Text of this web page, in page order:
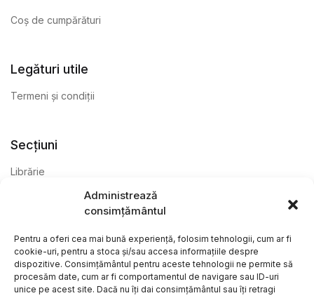
Administrează
consimțământul
Pentru a oferi cea mai bună experiență, folosim tehnologii, cum ar fi
cookie-uri, pentru a stoca și/sau accesa informațiile despre
dispozitive. Consimțământul pentru aceste tehnologii ne permite să
procesăm date, cum ar fi comportamentul de navigare sau ID-uri
unice pe acest site. Dacă nu îți dai consimțământul sau îți retragi
Coș de cumpărături
Legături utile
Termeni și condiții
Secțiuni
Librărie